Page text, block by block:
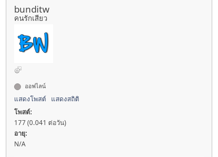
bunditw
คนรักเสียว
ออฟไลน์
แสดงโพสต์
แสดงสถิติ
โพสต์:
177 (0.041 ต่อวัน)
อายุ:
N/A